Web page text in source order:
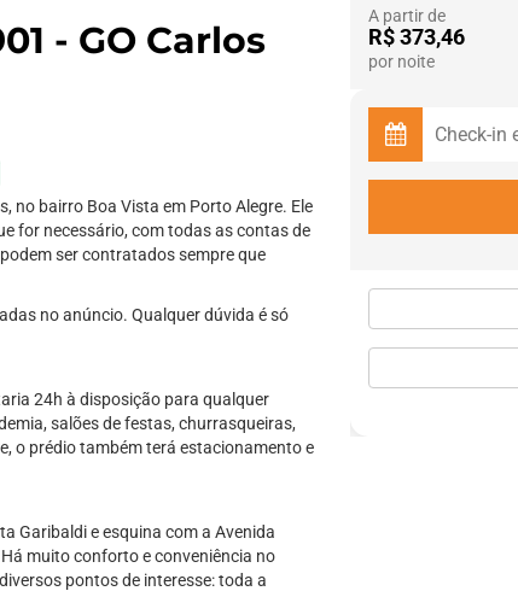
- GO Carlos
no bairro Boa Vista em Porto Alegre. Ele
for necessário, com todas as contas de
ser contratados sempre que
no anúncio. Qualquer dúvida é só
24h à disposição para qualquer
salões de festas, churrasqueiras,
o prédio também terá estacionamento e
Garibaldi e esquina com a Avenida
muito conforto e conveniência no
pontos de interesse: toda a
A partir de
R$ 373,46
por noite